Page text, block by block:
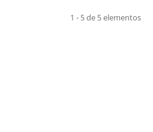
1 - 5 de 5 elementos